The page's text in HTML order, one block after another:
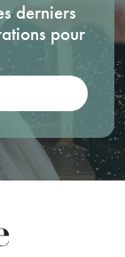
derniers
pour